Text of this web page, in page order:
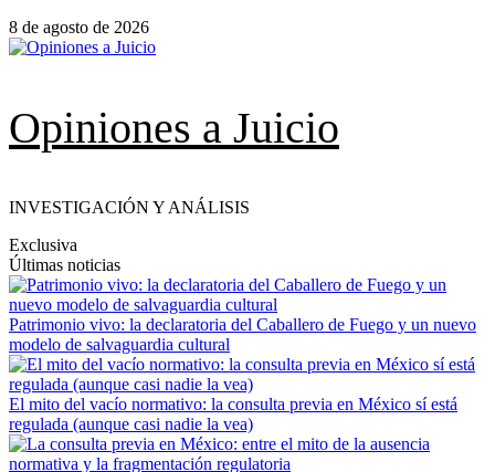
8 de agosto de 2026
Opiniones a Juicio
INVESTIGACIÓN Y ANÁLISIS
Exclusiva
Últimas noticias
Patrimonio vivo: la declaratoria del Caballero de Fuego y un nuevo
modelo de salvaguardia cultural
El mito del vacío normativo: la consulta previa en México sí está
regulada (aunque casi nadie la vea)